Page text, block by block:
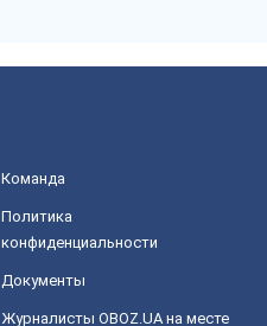
Команда
Политика
конфиденциальности
Документы
Журналисты OBOZ.UA на месте